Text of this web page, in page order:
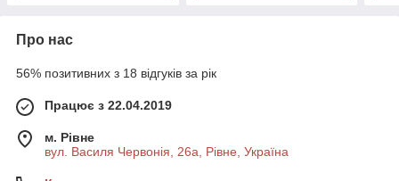
Про нас
56% позитивних з 18 відгуків за рік
Працює з 22.04.2019
м. Рівне
вул. Василя Червонія, 26а, Рівне, Україна